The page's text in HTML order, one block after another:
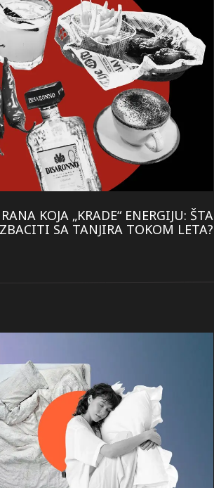
KOJA „KRADE“ ENERGIJU: ŠTA
SA TANJIRA TOKOM LETA?